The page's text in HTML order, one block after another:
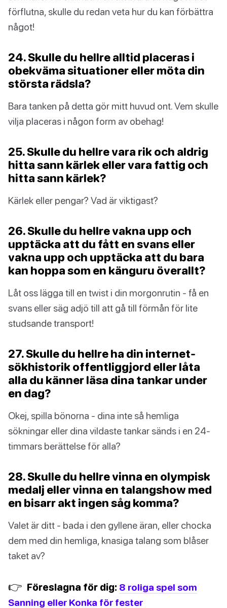
förflutna, skulle du redan veta hur du kan förbättra
något!
24. Skulle du hellre alltid placeras i
obekväma situationer eller möta din
största rädsla?
Bara tanken på detta gör mitt huvud ont. Vem skulle
vilja placeras i någon form av obehag!
25. Skulle du hellre vara rik och aldrig
hitta sann kärlek eller vara fattig och
hitta sann kärlek?
Kärlek eller pengar? Vad är viktigast?
26. Skulle du hellre vakna upp och
upptäcka att du fått en svans eller
vakna upp och upptäcka att du bara
kan hoppa som en känguru överallt?
Låt oss lägga till en twist i din morgonrutin - få en
svans eller säg adjö till att gå till förmån för lite
studsande transport!
27. Skulle du hellre ha din internet-
sökhistorik offentliggjord eller låta
alla du känner läsa dina tankar under
en dag?
Okej, spilla bönorna - dina inte så hemliga
sökningar eller dina vildaste tankar sänds i en 24-
timmars berättelse för alla?
28. Skulle du hellre vinna en olympisk
medalj eller vinna en talangshow med
en bisarr akt ingen såg komma?
Valet är ditt - bada i den gyllene äran, eller chocka
dem med din hemliga, knasiga talang som blåser
taket av?
👉 Föreslagna för dig: 8 roliga spel som
Sanning eller Konka för fester